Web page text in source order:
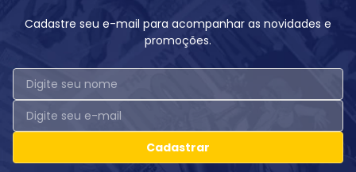
Cadastre seu e-mail para acompanhar as novidades e
promoções.
Cadastrar